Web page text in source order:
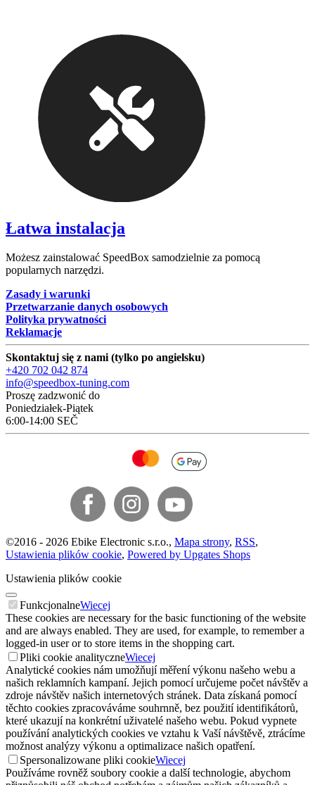
Łatwa instalacja
Możesz zainstalować SpeedBox samodzielnie za pomocą
popularnych narzędzi.
Zasady i warunki
Przetwarzanie danych osobowych
Polityka prywatności
Reklamacje
Skontaktuj się z nami (tylko po angielsku)
+420 702 042 874
info@speedbox-tuning.com
Proszę zadzwonić do
Poniedziałek-Piątek
6:00-14:00 SEČ
©2016 - 2026 Ebike Electronic s.r.o., Mapa strony, RSS,
Ustawienia plików cookie, Powered by Upgates Shops
Ustawienia plików cookie
FunkcjonalneWiecej
These cookies are necessary for the basic functioning of the website
and are always enabled. They are used, for example, to remember a
logged-in user or to store items in the shopping cart.
Pliki cookie analityczneWiecej
Analytické cookies nám umožňují měření výkonu našeho webu a
našich reklamních kampaní. Jejich pomocí určujeme počet návštěv a
zdroje návštěv našich internetových stránek. Data získaná pomocí
těchto cookies zpracováváme souhrnně, bez použití identifikátorů,
které ukazují na konkrétní uživatelé našeho webu. Pokud vypnete
používání analytických cookies ve vztahu k Vaší návštěvě, ztrácíme
možnost analýzy výkonu a optimalizace našich opatření.
Spersonalizowane pliki cookieWiecej
Používáme rovněž soubory cookie a další technologie, abychom